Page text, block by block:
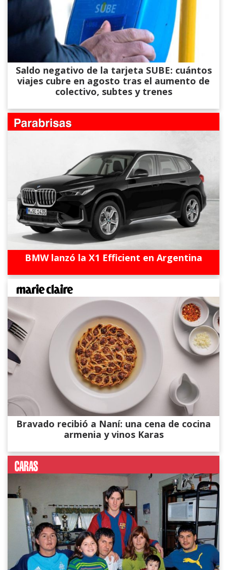
Saldo negativo de la tarjeta SUBE: cuántos
viajes cubre en agosto tras el aumento de
colectivo, subtes y trenes
BMW lanzó la X1 Efficient en Argentina
Bravado recibió a Naní: una cena de cocina
armenia y vinos Karas